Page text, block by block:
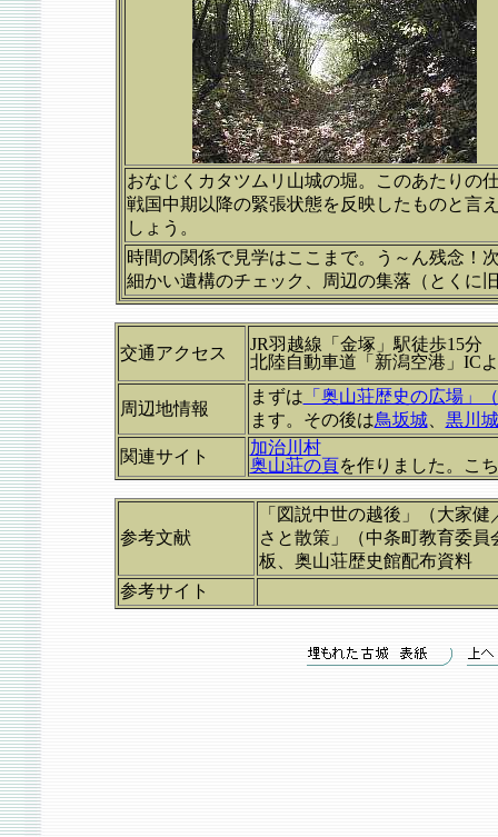
おなじくカタツムリ山城の堀。このあたりの
戦国中期以降の緊張状態を反映したものと言
しょう。
時間の関係で見学はここまで。う～ん残念！
細かい遺構のチェック、周辺の集落（とくに
交通アクセス
JR羽越線「金塚」駅徒歩15分
北陸自動車道「新潟空港」IC
周辺地情報
まずは 「奥山荘歴史の広場」
ます。その後は鳥坂城、 黒川城
関連サイト
加治川村
奥山荘の頁を作りました。こ
参考文献
「図説中世の越後」（大家
さと散策」（中条町教育委
板、奥山荘歴史館配布資料
参考サイト